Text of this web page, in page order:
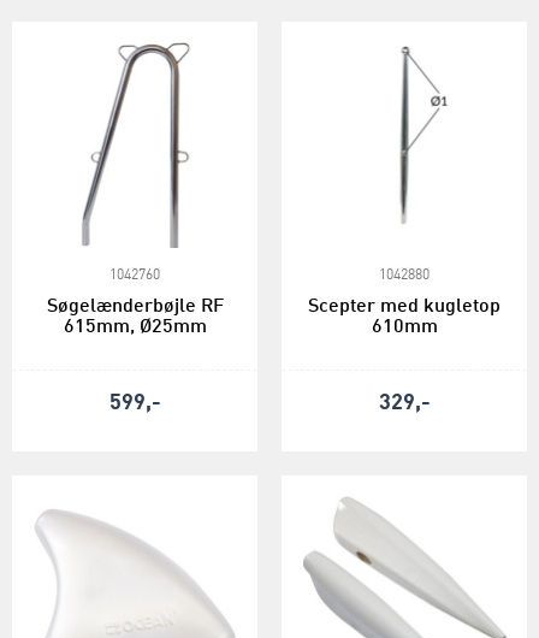
1042760
Søgelænderbøjle RF
615mm, Ø25mm
599,-
1042880
Scepter med kugletop
610mm
329,-